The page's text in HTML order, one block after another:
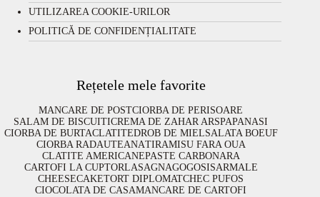
UTILIZAREA COOKIE-URILOR
POLITICĂ DE CONFIDENȚIALITATE
Rețetele mele favorite
MANCARE DE POSTCIORBA DE PERISOARE
SALAM DE BISCUITICREMA DE ZAHAR ARSPAPANASI
CIORBA DE BURTACLATITEDROB DE MIELSALATA BOEUF
CIORBA RADAUTEANATIRAMISU FARA OUA
CLATITE AMERICANEPASTE CARBONARA
CARTOFI LA CUPTORLASAGNAGOGOSISARMALE
CHEESECAKETORT DIPLOMATCHEC PUFOS
CIOCOLATA DE CASAMANCARE DE CARTOFI